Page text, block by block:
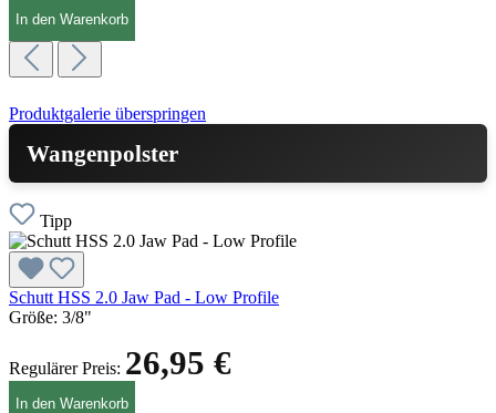
In den Warenkorb
Produktgalerie überspringen
Wangenpolster
Tipp
Schutt HSS 2.0 Jaw Pad - Low Profile
Größe: 3/8"
Regulärer Preis: 26,95 €
In den Warenkorb